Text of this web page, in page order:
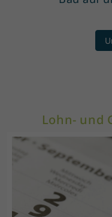
Lohn- und